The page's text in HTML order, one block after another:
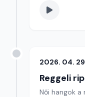
2026. 04.
Reggeli
Női hangok a